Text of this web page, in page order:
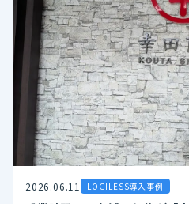
2026.06.11 LOGILESS導入事例